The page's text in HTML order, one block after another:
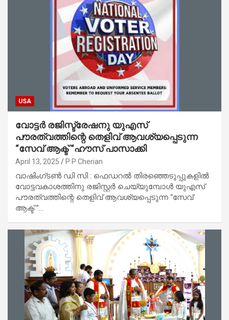
USA
വോട്ടർ രജിസ്ട്രേഷനു യുഎസ്
പൗരത്വത്തിന്റെ തെളിവ് ആവശ്യപ്പെടുന്ന
“സേവ് ആക്ട് “ഹൗസ് പാസാക്കി
April 13, 2025 P P Cherian
വാഷിംഗ്‌ടൺ ഡി സി : ഫെഡറൽ തിരഞ്ഞെടുപ്പുകളിൽ
വോട്ടവകാശത്തിനു രജിസ്റ്റർ ചെയ്യുമ്പോൾ യുഎസ്
പൗരത്വത്തിന്റെ തെളിവ് ആവശ്യപ്പെടുന്ന “സേവ്
ആക്ട് ”…